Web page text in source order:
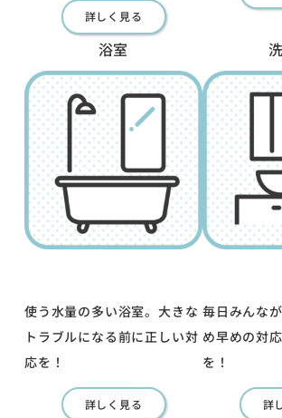
詳しく見る
浴室
使う水量の多い浴室。大きな
トラブルになる前に正しい対
応を！
詳しく見る
毎日みんな
め早めの対
を！
詳